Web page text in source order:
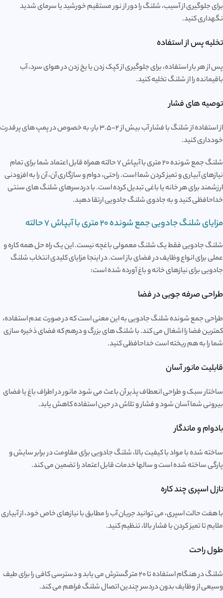
برای جلوگیری از آسیب، شلنگ را دور از نور مستقیم خورشید یا سرمای شدید
نگهداری کنید.
تخلیه پس از استفاده
پس از هر بار استفاده، برای جلوگیری از کپک زدن یا یخ زدن در هوای سرد، آب
باقیمانده را از شلنگ تخلیه کنید.
توصیه های فشار
از استفاده از شلنگ با فشار آب بیش از 2-3.5 بار، به خصوص در پمپ های پرقدرت
خودداری کنید.
شلنگ جمع شونده 20 متری با آبپاش 7 حالته همراه قابل اعتماد شما برای تمام
نیازهای آبیاری و تمیز کردن شما است. راحتی، دوام و سازگاری آن، آن را به افزودنی
ارزشمند برای هر خانه یا باغی تبدیل کرده است. با دردسرهای شلنگ های سنتی
خداحافظی کنید و به جادوی شلنگ جادویی ارتقا دهید.
مزایای شلنگ جادویی جمع شونده 20 متری با آبپاش 7 حالته
شلنگ جادویی فقط یک شلنگ معمولی باغچه نیست. این یک راه حل همه کاره و
عملی برای انواع وظایف در فضای باز است. در اینجا مزایای کلیدی انتخاب شلنگ
جادویی برای نیازهای خانه و باغ آورده شده است:
طراحی صرفه جویی در فضا
طراحی جمع شونده شلنگ جادویی به این معنی است که در صورت عدم استفاده،
کمترین فضا را اشغال می کند. با شلنگ های بزرگ و درهم که فضای ذخیره سازی
شما را به هم ریخته است خداحافظی کنید.
قابلیت مانور آسان
ساختار سبک و طراحی انعطاف پذیر آن باعث می شود مانور در اطراف باغ یا فضای
بیرونی شما آسان شود و فشار و تلاش در حین استفاده کاهش یابد.
بادوام و ماندگار
ساخته شده با مواد با کیفیت بالا، شلنگ جادویی برای مقاومت در برابر سایش و
پارگی ساخته شده است و سالها خدمات قابل اعتماد را تضمین می کند.
نازل اسپری چند کاره
با هفت حالت اسپری، می توانید جریان آب را مطابق با نیازهای خاص خود، از آبیاری
ملایم تا تمیز کردن با فشار بالا، تنظیم کنید.
طول راحت
شلنگ در هنگام استفاده تا 20 متر گسترش می یابد و دسترسی کافی را برای طیف
وسیعی از وظایف بدون دردسر چندین اتصال شلنگ فراهم می کند.